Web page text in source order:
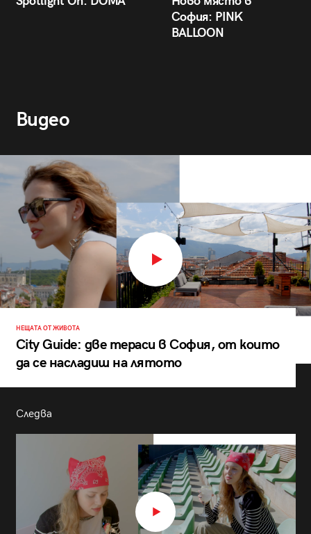
София: PINK
BALLOON
Видео
НЕЩАТА ОТ ЖИВОТА
City Guide: две тераси в София, от които
да се насладиш на лятото
Следва